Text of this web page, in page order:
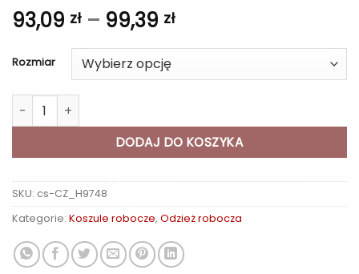
93,09 zł – 99,39 złZakres
93,09 zł
Rozmiar
ilość ARDON® Koszula OPTIFLANNEL niebieska
DODAJ DO KOSZYKA
SKU: cs-CZ_H9748
Kategorie: Koszule robocze, Odzież robocza